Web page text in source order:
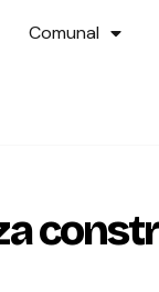
Comunal